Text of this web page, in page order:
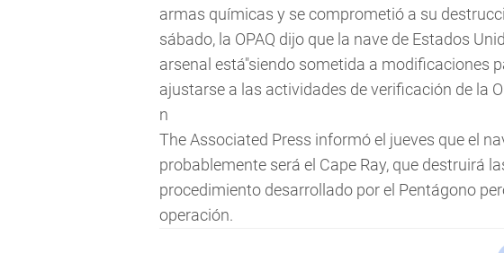
armas químicas y se comprometió a su
sábado, la OPAQ dijo que la nave de Estados
arsenal está"siendo sometida a modificaciones
ajustarse a las actividades de verificación de la
n
The Associated Press informó el jueves que el
probablemente será el Cape Ray, que destruirá
procedimiento desarrollado por el Pentágono
operación.